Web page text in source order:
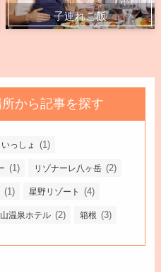
子連れご飯
から記事を探す
っしょ (1)
(1) リゾナーレ八ヶ岳 (2)
(1) 星野リゾート (4)
温泉ホテル (2) 箱根 (3)